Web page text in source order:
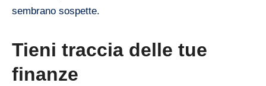
sembrano sospette.
Tieni traccia delle tue
finanze